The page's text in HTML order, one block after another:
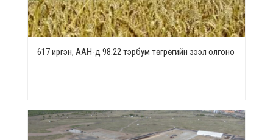
617 иргэн, ААН-д 98.22 тэрбум төгрөгийн зээл олгоно